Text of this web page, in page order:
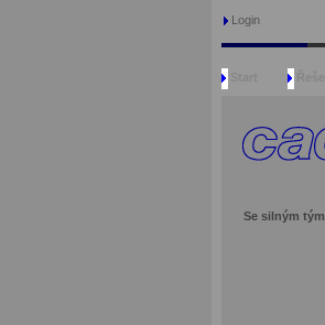
Login
Se silným